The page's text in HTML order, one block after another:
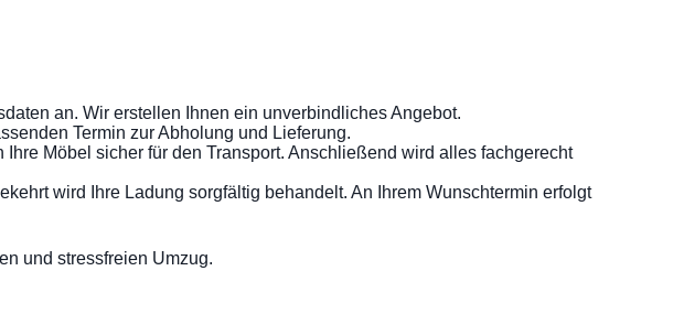
an. Wir erstellen Ihnen ein unverbindliches Angebot.
Termin zur Abholung und Lieferung.
Möbel sicher für den Transport. Anschließend wird alles fachgerecht
wird Ihre Ladung sorgfältig behandelt. An Ihrem Wunschtermin erfolgt
und stressfreien Umzug.